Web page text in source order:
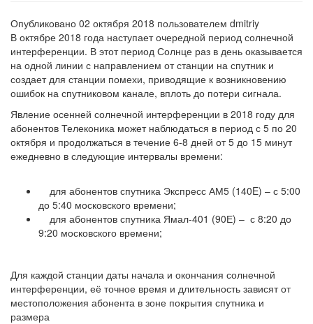
Опубликовано 02 октября 2018 пользователем dmitriy
В октябре 2018 года наступает очередной период солнечной
интерференции. В этот период Солнце раз в день оказывается
на одной линии с направлением от станции на спутник и
создает для станции помехи, приводящие к возникновению
ошибок на спутниковом канале, вплоть до потери сигнала.
Явление осенней солнечной интерференции в 2018 году для
абонентов Телеконика может наблюдаться в период с 5 по 20
октября и продолжаться в течение 6-8 дней от 5 до 15 минут
ежедневно в следующие интервалы времени:
для абонентов спутника Экспресс АМ5 (140E) – с 5:00
до 5:40 московского времени;
для абонентов спутника Ямал-401 (90Е) – с 8:20 до
9:20 московского времени;
Для каждой станции даты начала и окончания солнечной
интерференции, её точное время и длительность зависят от
местоположения абонента в зоне покрытия спутника и
размера